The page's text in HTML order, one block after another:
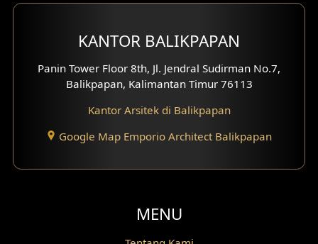
Desain Pantry
Desain Koridor
Desain Mini Theater
Fasad Rumah Villa Bali
Desain Split Level
Desain Wallpanel
KANTOR BALIKPAPAN
Panin Tower Floor 8th, Jl. Jendral Sudirman No.7,
Balikpapan, Kalimantan Timur 76113
Kantor Arsitek di Balikpapan
Google Map Emporio Architect Balikpapan
MENU